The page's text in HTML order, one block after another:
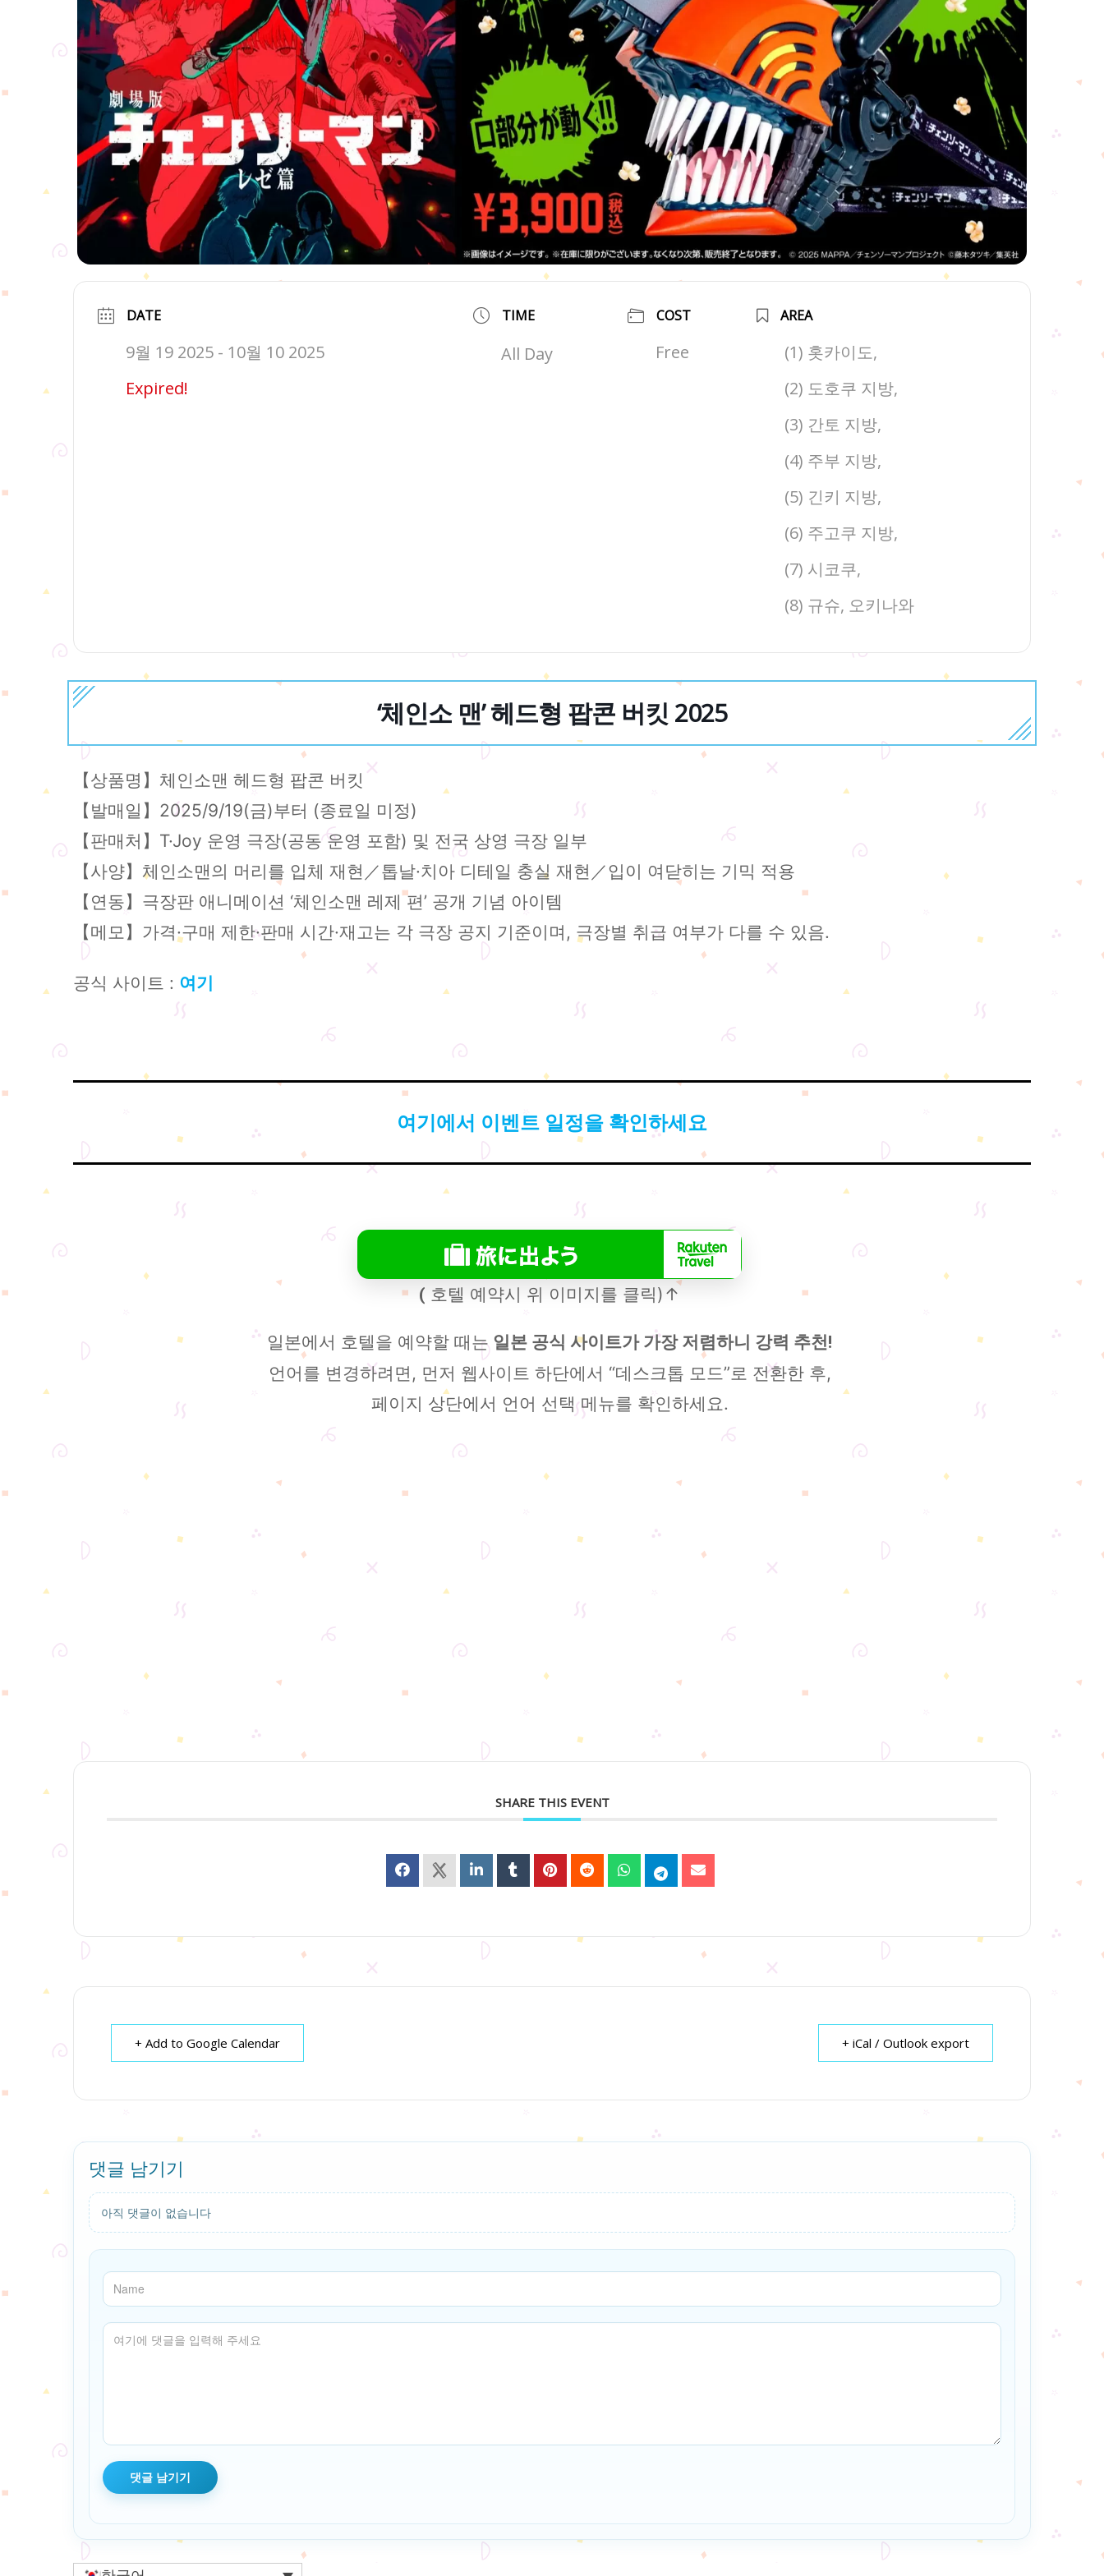
DATE
9월 19 2025 - 10월 10 2025
Expired!
TIME
All Day
COST
Free
AREA
(1) 홋카이도,
(2) 도호쿠 지방,
(3) 간토 지방,
(4) 주부 지방,
(5) 긴키 지방,
(6) 주고쿠 지방,
(7) 시코쿠,
(8) 규슈, 오키나와
‘체인소 맨’ 헤드형 팝콘 버킷 2025
【상품명】체인소맨 헤드형 팝콘 버킷
【발매일】2025/9/19(금)부터 (종료일 미정)
【판매처】T·Joy 운영 극장(공동 운영 포함) 및 전국 상영 극장 일부
【사양】체인소맨의 머리를 입체 재현／톱날·치아 디테일 충실 재현／입이 여닫히는 기믹 적용
【연동】극장판 애니메이션 ‘체인소맨 레제 편’ 공개 기념 아이템
【메모】가격·구매 제한·판매 시간·재고는 각 극장 공지 기준이며, 극장별 취급 여부가 다를 수 있음.
공식 사이트 : 여기
여기에서 이벤트 일정을 확인하세요
( 호텔 예약시 위 이미지를 클릭)↑
일본에서 호텔을 예약할 때는일본 공식 사이트가 가장 저렴하니 강력 추천!
언어를 변경하려면, 먼저 웹사이트 하단에서 “데스크톱 모드”로 전환한 후,
페이지 상단에서 언어 선택 메뉴를 확인하세요.
SHARE THIS EVENT
+ Add to Google Calendar + iCal / Outlook export
댓글 남기기
아직 댓글이 없습니다